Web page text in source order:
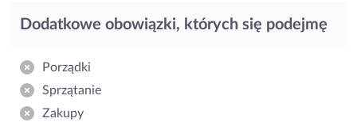
Dodatkowe obowiązki, których się podejmę
Porządki
Sprzątanie
Zakupy